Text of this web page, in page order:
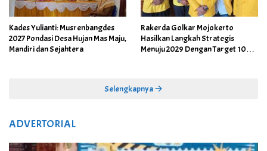
Kades Yulianti: Musrenbangdes
2027 Pondasi Desa Hujan Mas Maju,
Mandiri dan Sejahtera
Rakerda Golkar Mojokerto
Hasilkan Langkah Strategis
Menuju 2029 Dengan Target 10
Selengkapnya
ADVERTORIAL